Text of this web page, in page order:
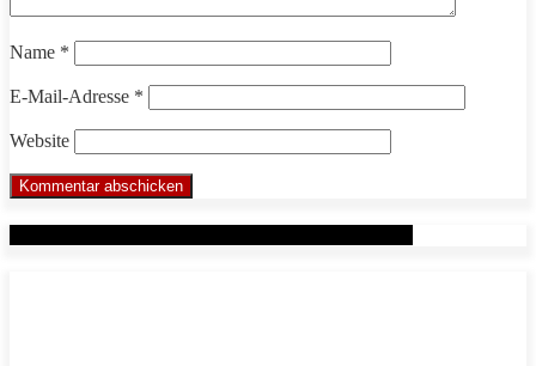
Name *
E-Mail-Adresse *
Website